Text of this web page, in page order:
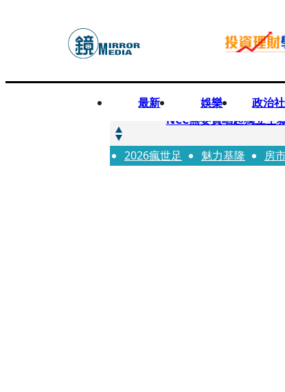
最新 娛樂 政治
快訊
NCC無委員唱起獨立
快訊
六強片齊聚桃影 小薰
2026瘋世足 魅力基隆 房